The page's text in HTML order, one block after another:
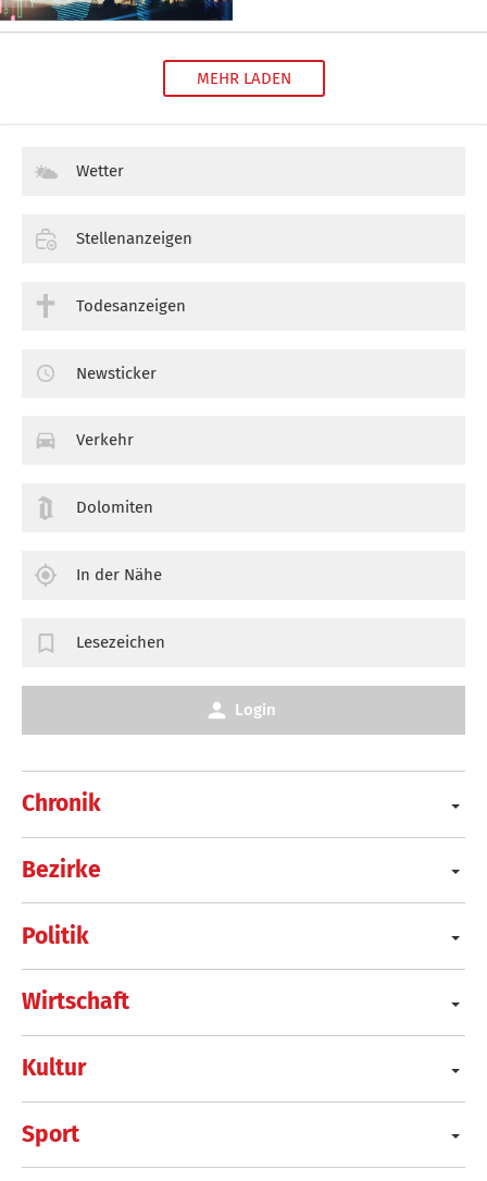
MEHR LADEN
Chronik
Bezirke
Politik
Wirtschaft
Kultur
Sport
Wetter
Stellenanzeigen
Todesanzeigen
Newsticker
Verkehr
Dolomiten
In der Nähe
Lesezeichen
Login